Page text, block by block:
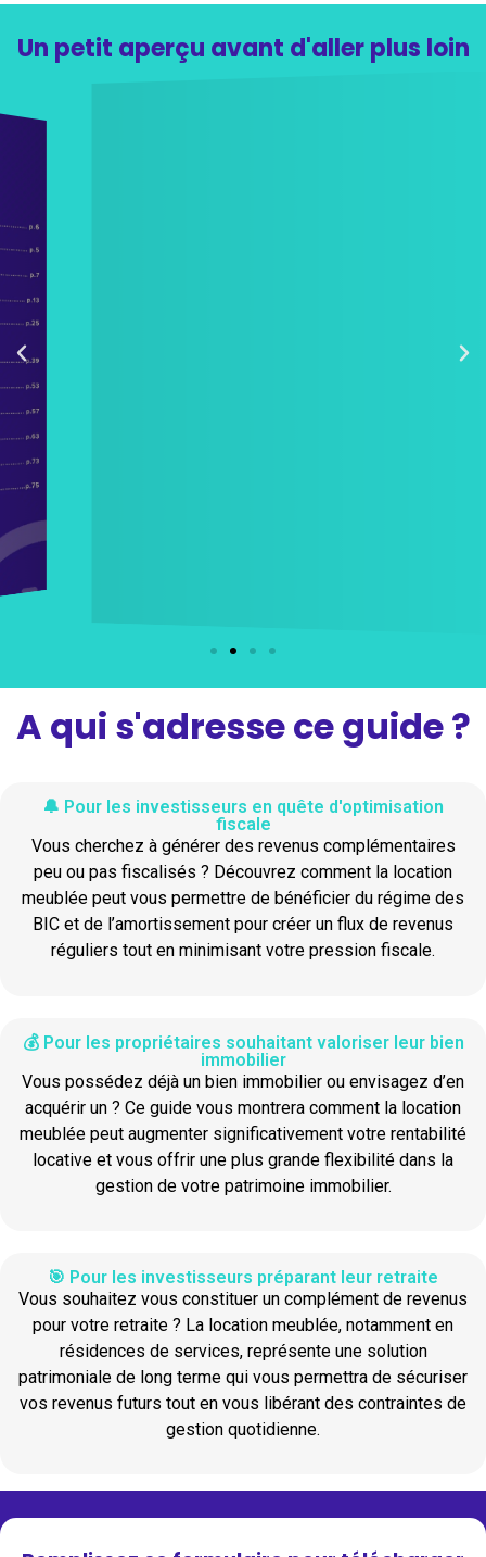
Un petit aperçu avant d'aller plus loin
A qui s'adresse ce guide ?
🔔 Pour les investisseurs en quête d'optimisation
fiscale
Vous cherchez à générer des revenus complémentaires
peu ou pas fiscalisés ? Découvrez comment la location
meublée peut vous permettre de bénéficier du régime des
BIC et de l’amortissement pour créer un flux de revenus
réguliers tout en minimisant votre pression fiscale.
💰 Pour les propriétaires souhaitant valoriser leur bien
immobilier
Vous possédez déjà un bien immobilier ou envisagez d’en
acquérir un ? Ce guide vous montrera comment la location
meublée peut augmenter significativement votre rentabilité
locative et vous offrir une plus grande flexibilité dans la
gestion de votre patrimoine immobilier.
🎯 Pour les investisseurs préparant leur retraite
Vous souhaitez vous constituer un complément de revenus
pour votre retraite ? La location meublée, notamment en
résidences de services, représente une solution
patrimoniale de long terme qui vous permettra de sécuriser
vos revenus futurs tout en vous libérant des contraintes de
gestion quotidienne.